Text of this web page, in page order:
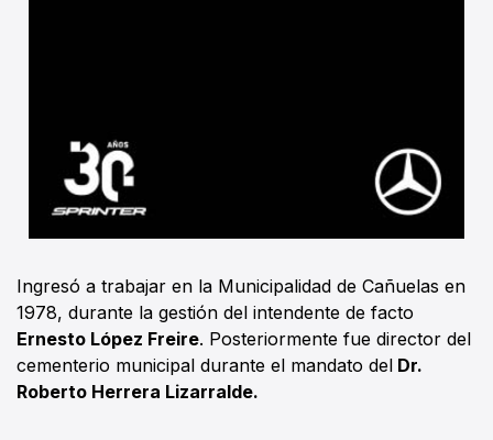
Ingresó a trabajar en la Municipalidad de Cañuelas en
1978, durante la gestión del intendente de facto
Ernesto López Freire. Posteriormente fue director del
cementerio municipal durante el mandato del Dr.
Roberto Herrera Lizarralde.